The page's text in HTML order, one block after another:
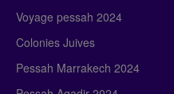
Voyage pessah 2024
Colonies Juives
Pessah Marrakech 2024